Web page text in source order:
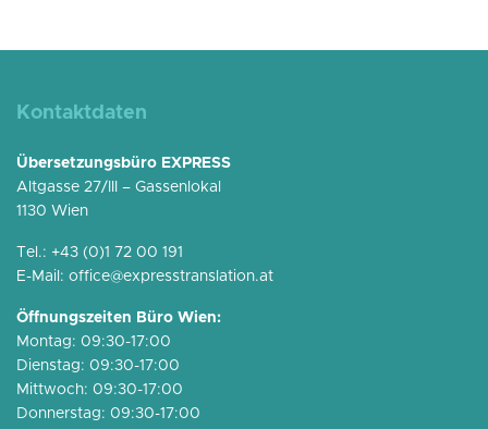
Kontaktdaten
Übersetzungsbüro EXPRESS
Altgasse 27/III – Gassenlokal
1130 Wien
Tel.: +43 (0)1 72 00 191
E-Mail: office@expresstranslation.at
Öffnungszeiten Büro Wien:
Montag: 09:30-17:00
Dienstag: 09:30-17:00
Mittwoch: 09:30-17:00
Donnerstag: 09:30-17:00